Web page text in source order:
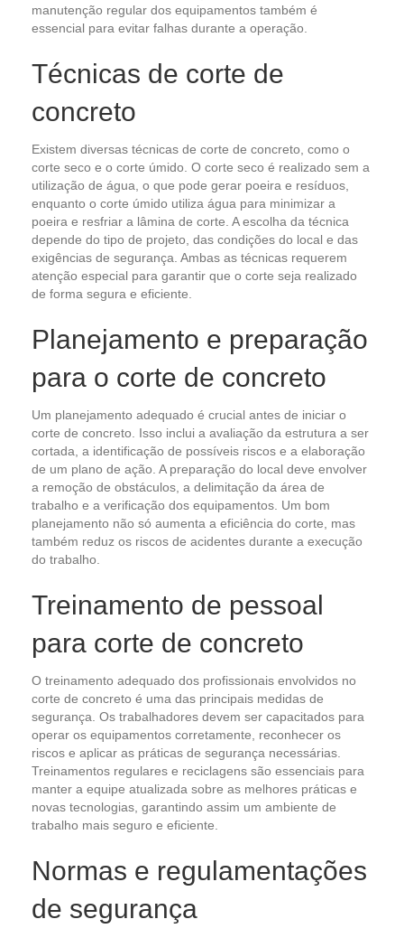
manutenção regular dos equipamentos também é
essencial para evitar falhas durante a operação.
Técnicas de corte de
concreto
Existem diversas técnicas de corte de concreto, como o
corte seco e o corte úmido. O corte seco é realizado sem a
utilização de água, o que pode gerar poeira e resíduos,
enquanto o corte úmido utiliza água para minimizar a
poeira e resfriar a lâmina de corte. A escolha da técnica
depende do tipo de projeto, das condições do local e das
exigências de segurança. Ambas as técnicas requerem
atenção especial para garantir que o corte seja realizado
de forma segura e eficiente.
Planejamento e preparação
para o corte de concreto
Um planejamento adequado é crucial antes de iniciar o
corte de concreto. Isso inclui a avaliação da estrutura a ser
cortada, a identificação de possíveis riscos e a elaboração
de um plano de ação. A preparação do local deve envolver
a remoção de obstáculos, a delimitação da área de
trabalho e a verificação dos equipamentos. Um bom
planejamento não só aumenta a eficiência do corte, mas
também reduz os riscos de acidentes durante a execução
do trabalho.
Treinamento de pessoal
para corte de concreto
O treinamento adequado dos profissionais envolvidos no
corte de concreto é uma das principais medidas de
segurança. Os trabalhadores devem ser capacitados para
operar os equipamentos corretamente, reconhecer os
riscos e aplicar as práticas de segurança necessárias.
Treinamentos regulares e reciclagens são essenciais para
manter a equipe atualizada sobre as melhores práticas e
novas tecnologias, garantindo assim um ambiente de
trabalho mais seguro e eficiente.
Normas e regulamentações
de segurança